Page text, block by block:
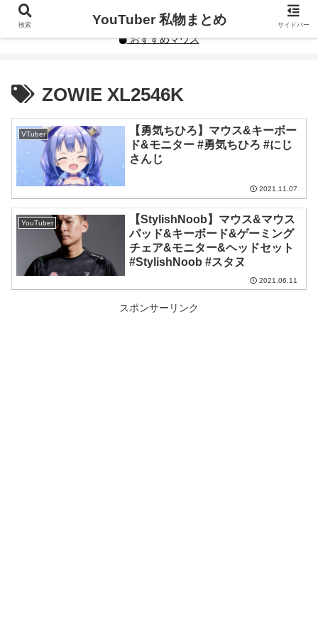
YouTuberや人気インフルエンサーの私物まとめです。
おすすめマウス
ZOWIE XL2546K
VTuber
【勇気ちひろ】マウス&キーボー
ド&モニター #勇気ちひろ #にじ
さんじ
2021.11.07
YouTuber
【StylishNoob】マウス&マウス
パッド&キーボード&ゲーミング
チェア&モニター&ヘッドセット
#StylishNoob #スタヌ
2021.06.11
スポンサーリンク
検索 YouTuber 私物まとめ サイドバー